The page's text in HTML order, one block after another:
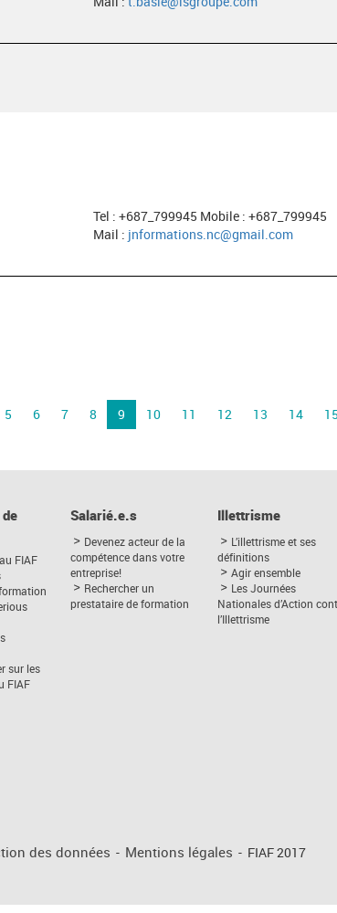
Tel : +687_799945 Mobile : +687_799945
Mail : jnformations.nc@gmail.com
5 6 7 8 9 10 11 12 13 14 15
FIAF
sur les
FIAF
Salarié.e.s
Devenez acteur de la
compétence dans votre
entreprise!
Rechercher un
prestataire de formation
Illettrisme
L’illettrisme et ses
définitions
Agir ensemble
Les Journées
Nationales d’Action
l’Illettrisme
des données - Mentions légales - FIAF 2017